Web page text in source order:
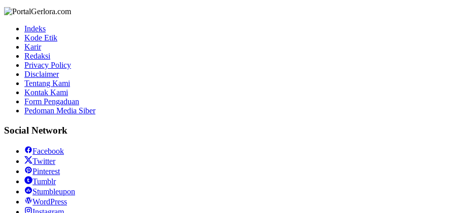
Indeks
Kode Etik
Karir
Redaksi
Privacy Policy
Disclaimer
Tentang Kami
Kontak Kami
Form Pengaduan
Pedoman Media Siber
Social Network
Facebook
Twitter
Pinterest
Tumblr
Stumbleupon
WordPress